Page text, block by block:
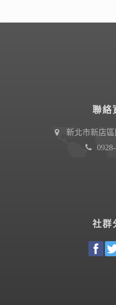
聯絡
新北市新店
社群